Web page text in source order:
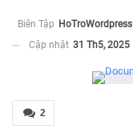
Biên Tập HoTroWordpress
Cập nhật 31 Th5, 2025
2